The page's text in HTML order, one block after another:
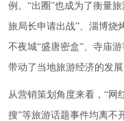
例。“出圈”也成为了衡量
旅局长申请出战”、淄博烧
不夜城“盛唐密盒”、寺庙
带动了当地旅游经济的发
从营销策划角度来看，“网
搜”等旅游话题事件均离不